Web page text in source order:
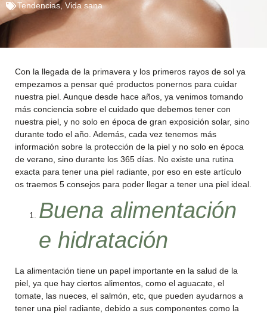
Tendencias, Vida sana
Con la llegada de la primavera y los primeros rayos de sol ya
empezamos a pensar qué productos ponernos para cuidar
nuestra piel. Aunque desde hace años, ya venimos tomando
más conciencia sobre el cuidado que debemos tener con
nuestra piel, y no solo en época de gran exposición solar, sino
durante todo el año. Además, cada vez tenemos más
información sobre la protección de la piel y no solo en época
de verano, sino durante los 365 días. No existe una rutina
exacta para tener una piel radiante, por eso en este artículo
os traemos 5 consejos para poder llegar a tener una piel ideal.
Buena alimentación
e hidratación
La alimentación tiene un papel importante en la salud de la
piel, ya que hay ciertos alimentos, como el aguacate, el
tomate, las nueces, el salmón, etc, que pueden ayudarnos a
tener una piel radiante, debido a sus componentes como la